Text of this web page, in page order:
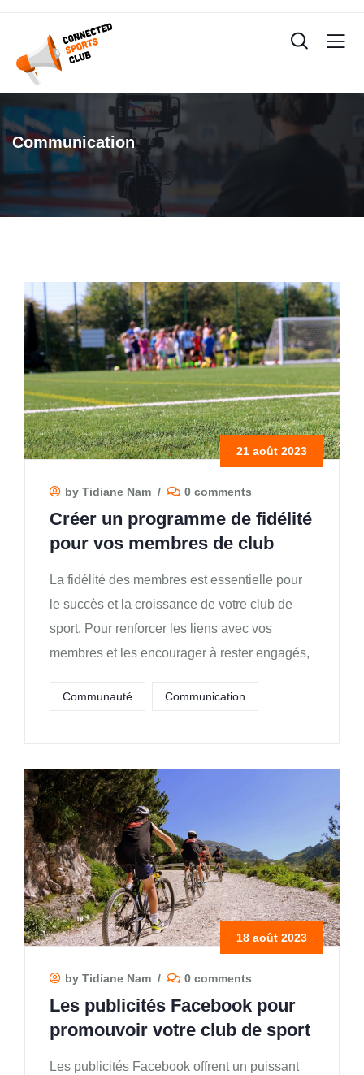
Communication
21 août 2023
by Tidiane Nam / 0 comments
Créer un programme de fidélité
pour vos membres de club
La fidélité des membres est essentielle pour
le succès et la croissance de votre club de
sport. Pour renforcer les liens avec vos
membres et les encourager à rester engagés,
Communauté Communication
18 août 2023
by Tidiane Nam / 0 comments
Les publicités Facebook pour
promouvoir votre club de sport
Les publicités Facebook offrent un puissant